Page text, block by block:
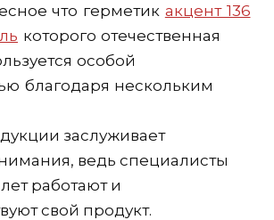
что герметик акцент 136
которого отечественная
особой
благодаря нескольким
заслуживает
ведь специалисты
работают и
свой продукт.